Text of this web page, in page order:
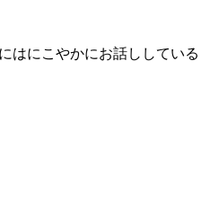
はにこやかにお話ししている